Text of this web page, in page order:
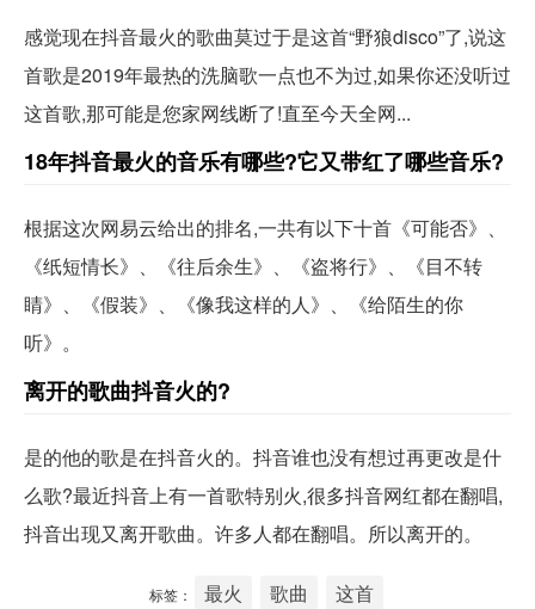
感觉现在抖音最火的歌曲莫过于是这首“野狼disco”了,说这
首歌是2019年最热的洗脑歌一点也不为过,如果你还没听过
这首歌,那可能是您家网线断了!直至今天全网...
18年抖音最火的音乐有哪些?它又带红了哪些音乐?
根据这次网易云给出的排名,一共有以下十首《可能否》、
《纸短情长》、《往后余生》、《盗将行》、《目不转
睛》、《假装》、《像我这样的人》、《给陌生的你
听》。
离开的歌曲抖音火的?
是的他的歌是在抖音火的。抖音谁也没有想过再更改是什
么歌?最近抖音上有一首歌特别火,很多抖音网红都在翻唱,
抖音出现又离开歌曲。许多人都在翻唱。所以离开的。
标签： 最火 歌曲 这首